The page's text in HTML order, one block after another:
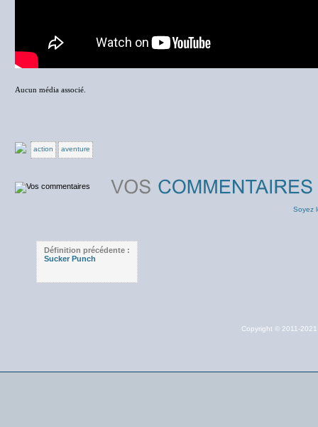
Aucun média associé.
action aventure
Soyez
Définition précédente :
Sucker Punch
Copyright © 2011-